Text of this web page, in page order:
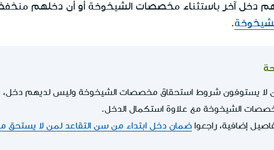
دخل آخر باستثناء مخصصات الشيخوخة أو أن دخلهم
.
لا يستوفون شروط استحقاق مخصصات الشيخوخة وليس لديهم
الشيخوخة مع علاوة استكمال الدخل.
إضافية، راجعوا ضمان دخل ابتداء من سن التقاعد لمن لا